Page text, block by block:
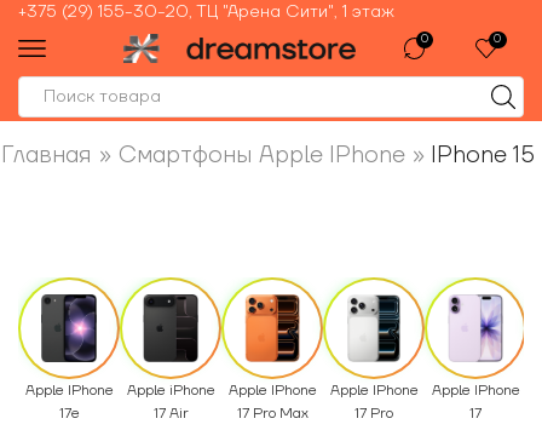
+375 (29) 155-30-20, ТЦ "Арена Сити", 1 этаж
0 0
Главная » Смартфоны Apple IPhone » IPhone 15
Apple IPhone
17e
Apple iPhone
17 Air
Apple IPhone
17 Pro Max
Apple IPhone
17 Pro
Apple IPhone
17